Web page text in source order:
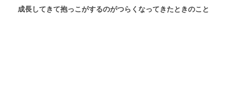
成長してきて抱っこがするのがつらくなってきたときのこと